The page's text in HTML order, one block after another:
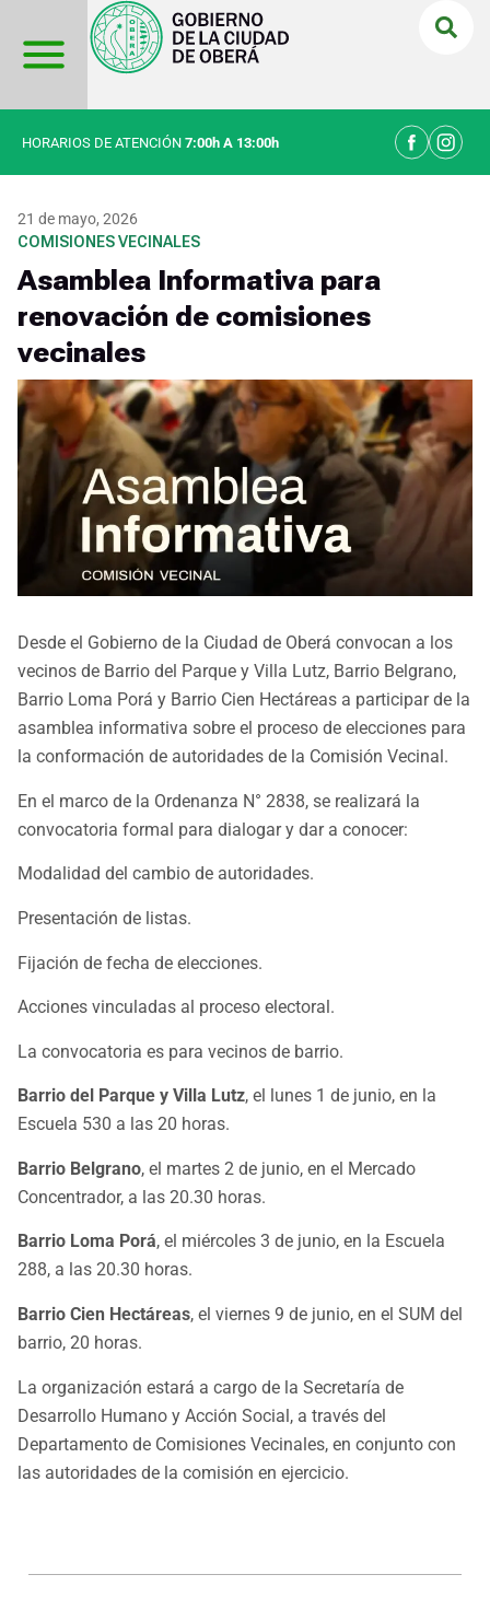
contenido
HORARIOS DE ATENCIÓN 7:00h A 13:00h
21 de mayo, 2026
COMISIONES VECINALES
Asamblea Informativa para
renovación de comisiones
vecinales
Desde el Gobierno de la Ciudad de Oberá convocan a los
vecinos de Barrio del Parque y Villa Lutz, Barrio Belgrano,
Barrio Loma Porá y Barrio Cien Hectáreas a participar de la
asamblea informativa sobre el proceso de elecciones para
la conformación de autoridades de la Comisión Vecinal.
En el marco de la Ordenanza N° 2838, se realizará la
convocatoria formal para dialogar y dar a conocer:
Modalidad del cambio de autoridades.
Presentación de listas.
Fijación de fecha de elecciones.
Acciones vinculadas al proceso electoral.
La convocatoria es para vecinos de barrio.
Barrio del Parque y Villa Lutz, el lunes 1 de junio, en la
Escuela 530 a las 20 horas.
Barrio Belgrano, el martes 2 de junio, en el Mercado
Concentrador, a las 20.30 horas.
Barrio Loma Porá, el miércoles 3 de junio, en la Escuela
288, a las 20.30 horas.
Barrio Cien Hectáreas, el viernes 9 de junio, en el SUM del
barrio, 20 horas.
La organización estará a cargo de la Secretaría de
Desarrollo Humano y Acción Social, a través del
Departamento de Comisiones Vecinales, en conjunto con
las autoridades de la comisión en ejercicio.